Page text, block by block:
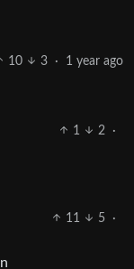
10 3 · 1 year ago
1 2
·
11 5
·